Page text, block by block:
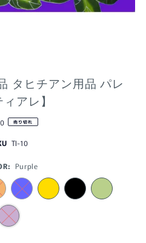
タヒチアン用品 パレ
アレ】
売り切れ
TI-10
Purple